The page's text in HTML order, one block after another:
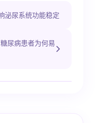
泌尿系统功能稳定
尿病患者为何易